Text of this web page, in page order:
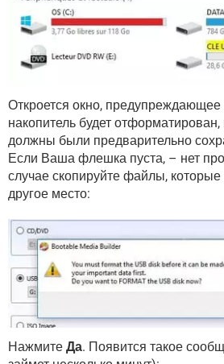
Откроется окно, предупреждающее
накопитель будет
должны были предварительно
Если Ваша флешка пуста, – нет
случае скопируйте файлы, которые
другое место:
Нажмите Да. Появится такое